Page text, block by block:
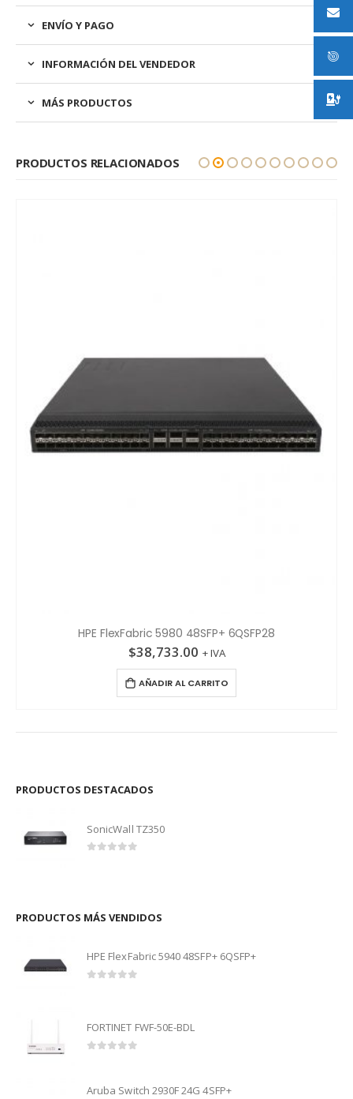
ENVÍO Y PAGO
INFORMACIÓN DEL VENDEDOR
MÁS PRODUCTOS
PRODUCTOS RELACIONADOS
HPE FlexFabric 5980 48SFP+ 6QSFP28
$38,733.00 + IVA
AÑADIR AL CARRITO
PRODUCTOS DESTACADOS
SonicWall TZ350
PRODUCTOS MÁS VENDIDOS
HPE FlexFabric 5940 48SFP+ 6QSFP+
FORTINET FWF-50E-BDL
Aruba Switch 2930F 24G 4SFP+